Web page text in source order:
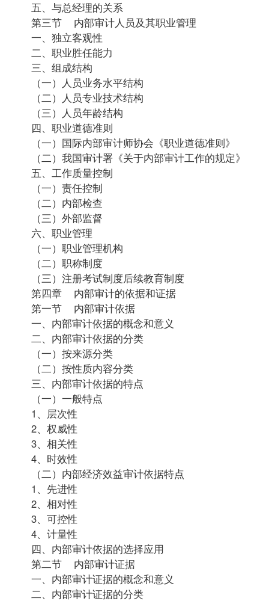
五、与总经理的关系
第三节 内部审计人员及其职业管理
一、独立客观性
二、职业胜任能力
三、组成结构
（一）人员业务水平结构
（二）人员专业技术结构
（三）人员年龄结构
四、职业道德准则
（一）国际内部审计师协会《职业道德准则》
（二）我国审计署《关于内部审计工作的规定》
五、工作质量控制
（一）责任控制
（二）内部检查
（三）外部监督
六、职业管理
（一）职业管理机构
（二）职称制度
（三）注册考试制度后续教育制度
第四章 内部审计的依据和证据
第一节 内部审计依据
一、内部审计依据的概念和意义
二、内部审计依据的分类
（一）按来源分类
（二）按性质内容分类
三、内部审计依据的特点
（一）一般特点
1、层次性
2、权威性
3、相关性
4、时效性
（二）内部经济效益审计依据特点
1、先进性
2、相对性
3、可控性
4、计量性
四、内部审计依据的选择应用
第二节 内部审计证据
一、内部审计证据的概念和意义
二、内部审计证据的分类